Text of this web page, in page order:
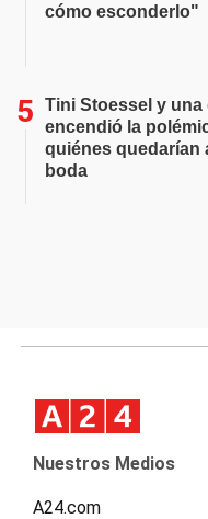
cómo esconderlo"
Tini Stoessel y
encendió la
quiénes quedarían
boda
Nuestros Medios
A24.com